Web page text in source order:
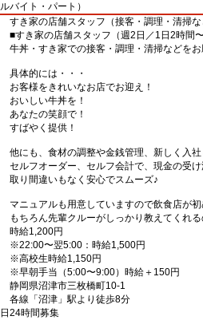
バイト・パート）
すき家の店舗スタッフ（接客・調理・清掃な
■すき家の店舗スタッフ（週2日／1日2時間〜
牛丼・すき家での接客・調理・清掃などをお
具体的には・・・
お客様をきれいなお店でお迎え！
おいしい牛丼を！
あなたの笑顔で！
すばやく提供！
他にも、食材の調整や金銭管理、新しく入
セルフオーダー、セルフ会計で、現金の受
取り間違いもなく安心でスムーズ♪
マニュアルも用意していますので飲食店が初
もちろん先輩クルーがしっかり教えてくれる
時給1,200円
※22:00〜翌5:00：時給1,500円
※高校生時給1,150円
※早朝手当（5:00〜9:00）時給＋150円
静岡県沼津市三枚橋町10-1
各線「沼津」駅より徒歩8分
24時間募集